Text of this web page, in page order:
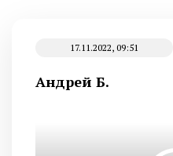
17.11.2022, 09:51
Андрей Б.